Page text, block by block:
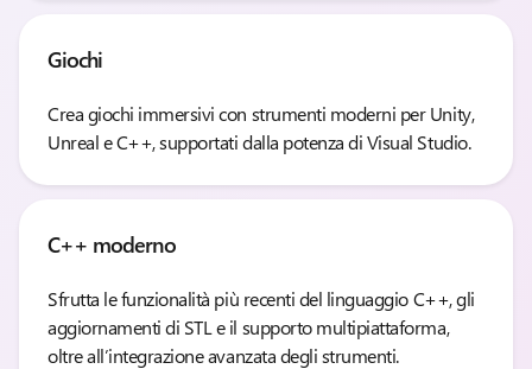
Giochi
Crea giochi immersivi con strumenti moderni per Unity,
Unreal e C++, supportati dalla potenza di Visual Studio.
C++ moderno
Sfrutta le funzionalità più recenti del linguaggio C++, gli
aggiornamenti di STL e il supporto multipiattaforma,
oltre all’integrazione avanzata degli strumenti.